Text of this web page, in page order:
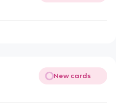
New cards